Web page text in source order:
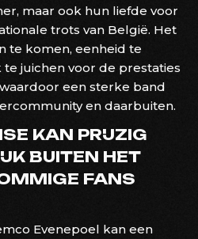
maar ook hun liefde voor
trots van België. Het
te komen, eenheid te
juichen voor de prestaties
een sterke band
en daarbuiten.
KAN PRIJZIG
BUITEN HET
FANS
Evenepoel kan een